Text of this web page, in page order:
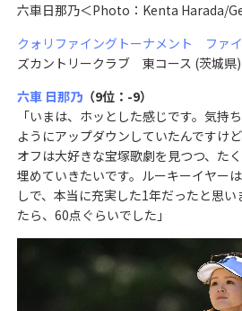
六車日那乃＜Photo：Kenta Harada/
クォリファイングトーナメント ファ
ズカントリークラブ 東コース (茨城
六車 日那乃（9位：-9）
「いまは、ホッとした感じです。気持
ようにアップダウンしていたんですけ
オフは大好きな宝塚歌劇を見つつ、た
埋めていきたいです。ルーキーイヤー
しで、本当に充実した1年だったと思
たら、60点ぐらいでした」